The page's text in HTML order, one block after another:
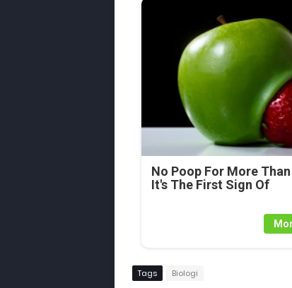
No Poop For More Than
It's The First Sign Of
Tags Biologi